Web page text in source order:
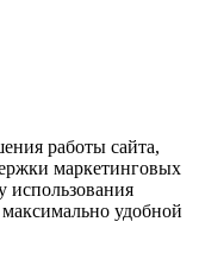
работы сайта,
маркетинговых
использования
удобной